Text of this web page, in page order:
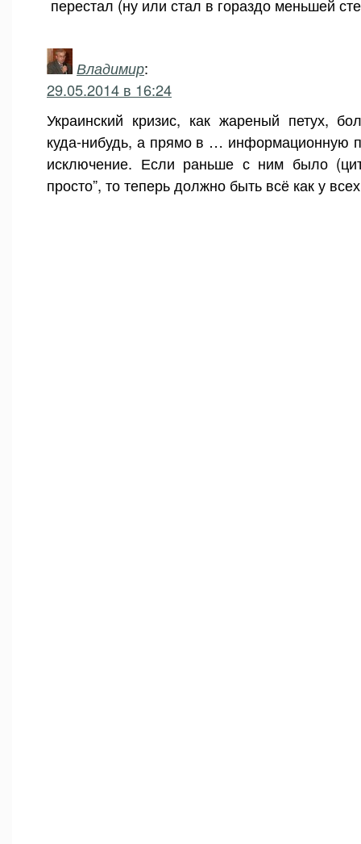
перестал (ну или стал в гораздо меньшей
Владимир:
29.05.2014 в 16:24
Украинский кризис, как жареный петух,
куда-нибудь, а прямо в … информационную
исключение. Если раньше с ним было
просто”, то теперь должно быть всё как у